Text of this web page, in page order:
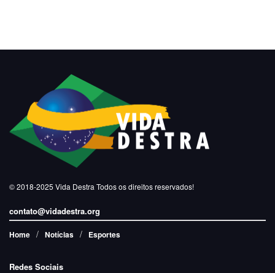
© 2018-2025 Vida Destra Todos os direitos reservados!
contato@vidadestra.org
Home Notícias Esportes
Redes Sociais